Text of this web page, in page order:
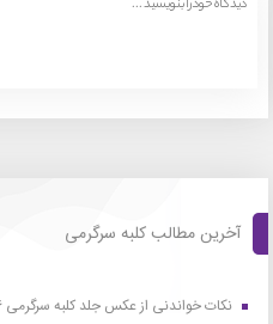
آخرین مطالب کلبه سرگرمی
نکات خواندنی از عکس جلد کلبه سرگرمی ۵۱۶